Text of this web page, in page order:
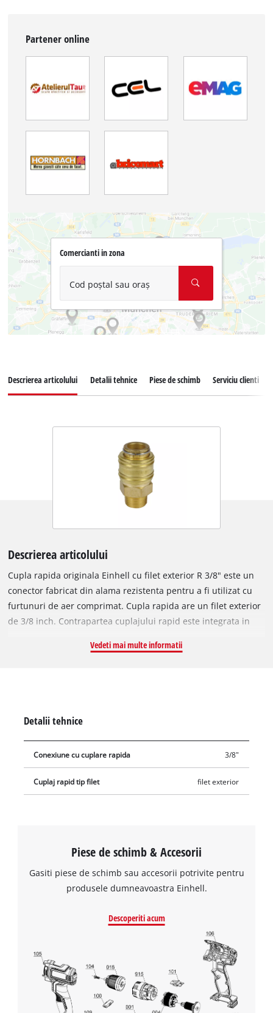
Partener online
Comercianti in zona
Cod poștal sau oraș
Descrierea articolului Detalii tehnice Piese de schimb Serviciu clienti
Descrierea articolului
Cupla rapida originala Einhell cu filet exterior R 3/8" este un
conector fabricat din alama rezistenta pentru a fi utilizat cu
furtunuri de aer comprimat. Cupla rapida are un filet exterior
de 3/8 inch. Contrapartea cuplajului rapid este integrata in
compresorul la un furtun de aer comprimat.
Vedeti mai multe informatii
Detalii tehnice
Conexiune cu cuplare rapida 3/8"
Cuplaj rapid tip filet filet exterior
Piese de schimb & Accesorii
Gasiti piese de schimb sau accesorii potrivite pentru
produsele dumneavoastra Einhell.
Descoperiti acum